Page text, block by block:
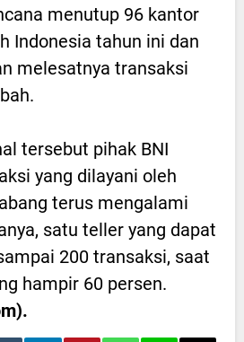
menutup 96 kantor
Indonesia tahun ini dan
melesatnya transaksi
tersebut pihak BNI
yang dilayani oleh
terus mengalami
satu teller yang dapat
200 transaksi, saat
hampir 60 persen.